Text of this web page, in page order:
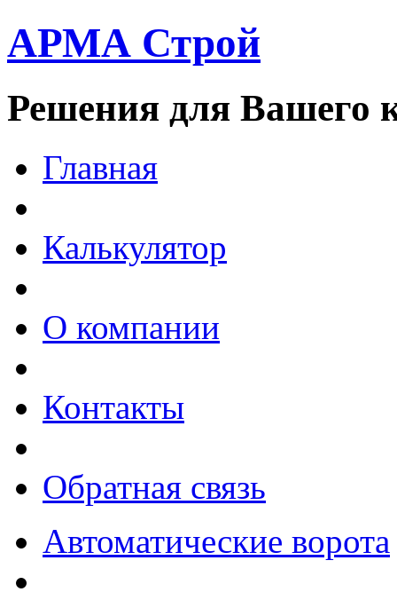
АРМА Строй
Решения для Вашего
Главная
Калькулятор
О компании
Контакты
Обратная связь
Автоматические ворота